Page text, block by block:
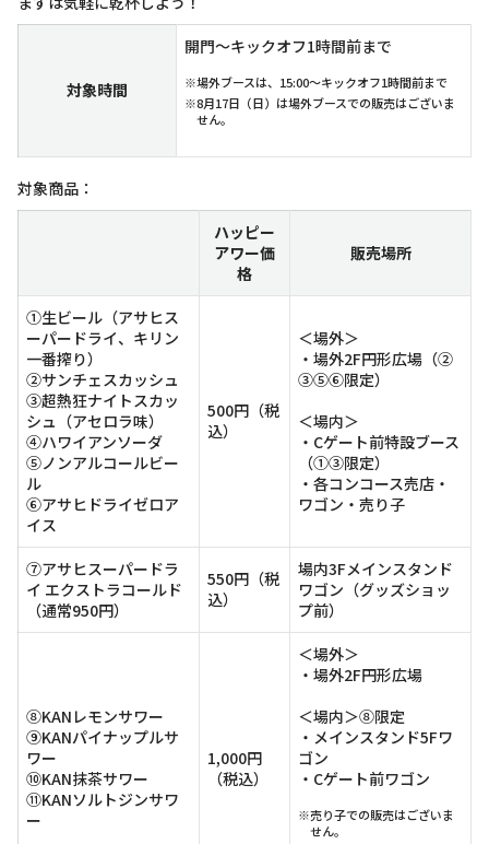
対象時間
開門～キックオフ1時間前まで
※場外ブースは、15:00～キックオフ1時間前まで
※8月17日（日）は場外ブースでの販売はございま
せん。
対象商品：
ハッピー
アワー価
格
販売場所
①生ビール（アサヒス
ーパードライ、キリン
一番搾り）
②サンチェスカッシュ
③超熱狂ナイトスカッ
シュ（アセロラ味）
④ハワイアンソーダ
⑤ノンアルコールビー
ル
⑥アサヒドライゼロア
イス
500円（税
込）
＜場外＞
・場外2F円形広場（②
③⑤⑥限定）
＜場内＞
・Cゲート前特設ブース
（①③限定）
・各コンコース売店・
ワゴン・売り子
⑦アサヒスーパードラ
イ エクストラコールド
（通常950円）
550円（税
込）
場内3Fメインスタンド
ワゴン（グッズショッ
プ前）
⑧KANレモンサワー
⑨KANパイナップルサ
ワー
⑩KAN抹茶サワー
⑪KANソルトジンサワ
ー
1,000円
（税込）
＜場外＞
・場外2F円形広場
＜場内＞⑧限定
・メインスタンド5Fワ
ゴン
・Cゲート前ワゴン
※売り子での販売はございま
せん。